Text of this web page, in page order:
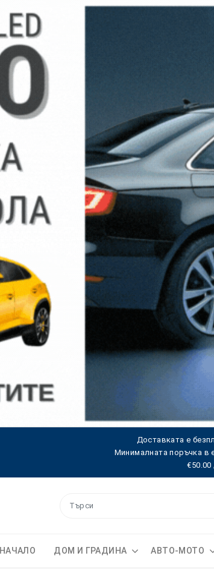
Доставката е
Минималната поръчка в
€50.00
НАЧАЛО ДОМ И ГРАДИНА АВТО-МОТО